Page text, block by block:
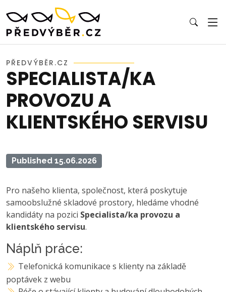
PŘEDVÝBĚR.CZ
SPECIALISTA/KA
PROVOZU A
KLIENTSKÉHO SERVISU
Published 15.06.2026
Pro našeho klienta, společnost, která poskytuje
samoobslužné skladové prostory, hledáme vhodné
kandidáty na pozici Specialista/ka provozu a
klientského servisu.
Náplň práce:
Telefonická komunikace s klienty na základě
poptávek z webu